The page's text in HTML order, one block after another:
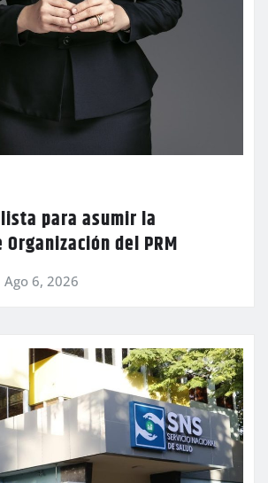
para asumir la
del PRM
Ago 6, 2026